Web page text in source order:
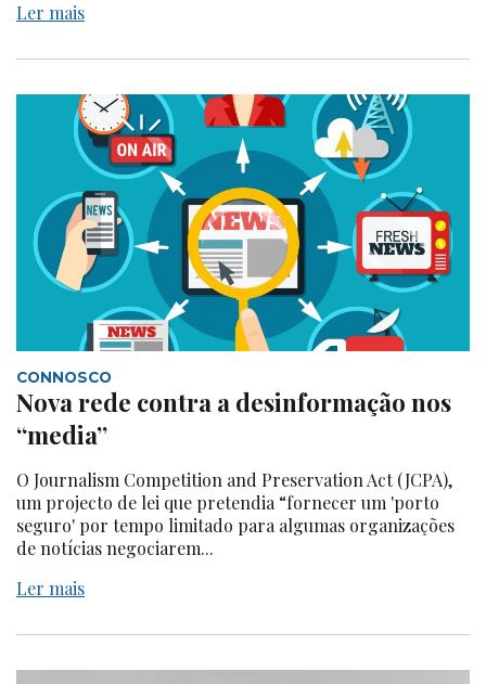
Ler mais
CONNOSCO
Nova rede contra a desinformação nos
“media”
O Journalism Competition and Preservation Act (JCPA),
um projecto de lei que pretendia “fornecer um 'porto
seguro' por tempo limitado para algumas organizações
de notícias negociarem...
Ler mais